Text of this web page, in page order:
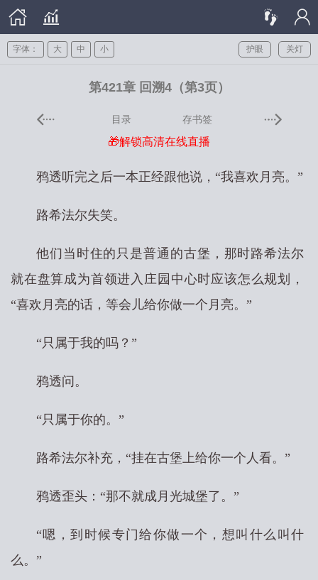
关灯
护眼
字体： 大 中 小
第421章 回溯4（第3页）
目录 存书签
🎁解锁高清在线直播
鸦透听完之后一本正经跟他说，“我喜欢月亮。”
路希法尔失笑。
他们当时住的只是普通的古堡，那时路希法尔
就在盘算成为首领进入庄园中心时应该怎么规划，
“喜欢月亮的话，等会儿给你做一个月亮。”
“只属于我的吗？”
鸦透问。
“只属于你的。”
路希法尔补充，“挂在古堡上给你一个人看。”
鸦透歪头：“那不就成月光城堡了。”
“嗯，到时候专门给你做一个，想叫什么叫什
么。”